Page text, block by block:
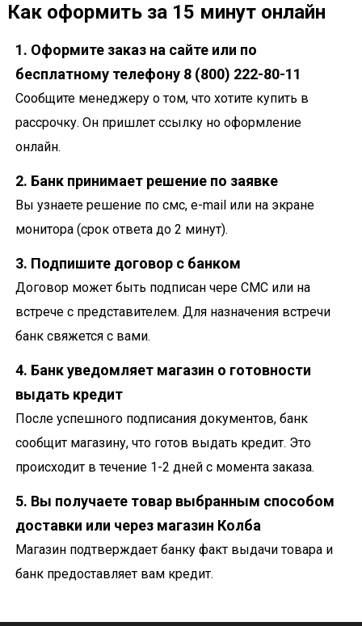
Как оформить за 15 минут онлайн
1. Оформите заказ на сайте или по
бесплатному телефону 8 (800) 222-80-11
Сообщите менеджеру о том, что хотите купить в
рассрочку. Он пришлет ссылку но оформление
онлайн.
2. Банк принимает решение по заявке
Вы узнаете решение по смс, e-mail или на экране
монитора (срок ответа до 2 минут).
3. Подпишите договор с банком
Договор может быть подписан чере СМС или на
встрече с представителем. Для назначения встречи
банк свяжется с вами.
4. Банк уведомляет магазин о готовности
выдать кредит
После успешного подписания документов, банк
сообщит магазину, что готов выдать кредит. Это
происходит в течение 1-2 дней с момента заказа.
5. Вы получаете товар выбранным способом
доставки или через магазин Колба
Магазин подтверждает банку факт выдачи товара и
банк предоставляет вам кредит.